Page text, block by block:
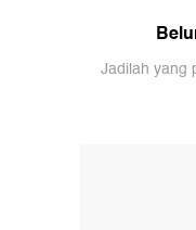
Jadilah yang